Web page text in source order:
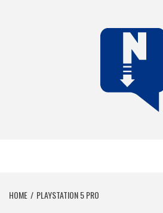
HOME PLAYSTATION 5 PRO